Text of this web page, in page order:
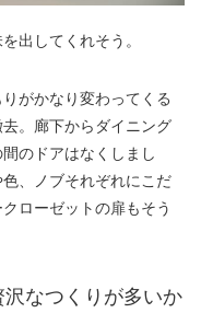
出してくれそう。
がかなり変わってくる
。廊下からダイニング
のドアはなくしまし
、ノブそれぞれにこだ
ローゼットの扉もそう
なつくりが多いか